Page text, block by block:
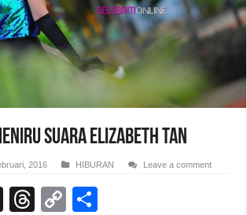
Suara Elizabeth Tan
2016 HIBURAN Leave a comment
X
T
C